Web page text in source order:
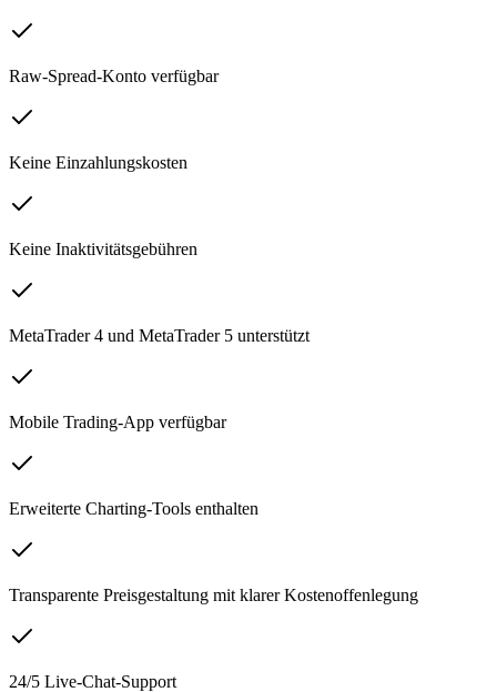
Raw-Spread-Konto verfügbar
Keine Einzahlungskosten
Keine Inaktivitätsgebühren
MetaTrader 4 und MetaTrader 5 unterstützt
Mobile Trading-App verfügbar
Erweiterte Charting-Tools enthalten
Transparente Preisgestaltung mit klarer Kostenoffenlegung
24/5 Live-Chat-Support